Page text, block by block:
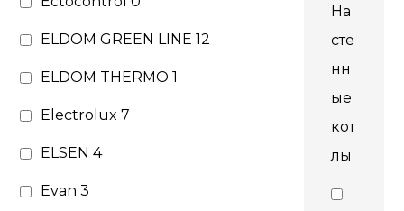
ELDOM GREEN LINE12
ELDOM THERMO1
Electrolux7
ELSEN4
Evan3
На
сте
нн
ые
кот
лы